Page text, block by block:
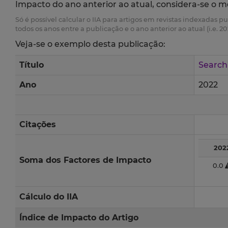
Impacto do ano anterior ao atual, considera-se o
Só é possível calcular o IIA para artigos em revistas indexadas
todos os anos entre a publicação e o ano anterior ao atual (i.e.
Veja-se o exemplo desta publicação:
Título
Ano 2022
Citações
Soma dos Factores de Impacto
0.0
Cálculo do IIA
Índice de Impacto do Artigo